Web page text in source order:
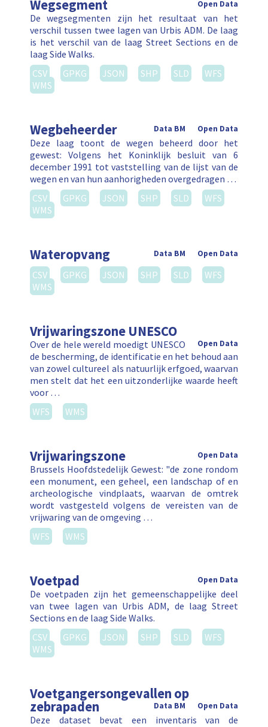
Wegsegment Open Data
De wegsegmenten zijn het resultaat van het
verschil tussen twee lagen van Urbis ADM. De laag
is het verschil van de laag Street Sections en de
laag Side Walks.
CSV
GPKG JSON SHP SLD
WFS
WMS
Wegbeheerder Open Data
Data BM
Deze laag toont de wegen beheerd door het
gewest: Volgens het Koninklijk besluit van 6
december 1991 tot vaststelling van de lijst van de
wegen en van hun aanhorigheden overgedragen …
CSV
GPKG JSON SHP SLD
WFS
WMS
Wateropvang Open Data
Data BM
CSV GPKG JSON SHP SLD
WFS
WMS
Vrijwaringszone UNESCO
Open Data
Over de hele wereld moedigt UNESCO
de bescherming, de identificatie en het behoud aan
van zowel cultureel als natuurlijk erfgoed, waarvan
men stelt dat het een uitzonderlijke waarde heeft
voor …
WFS
WMS
Vrijwaringszone Open Data
Brussels Hoofdstedelijk Gewest: "de zone rondom
een monument, een geheel, een landschap of en
archeologische vindplaats, waarvan de omtrek
wordt vastgesteld volgens de vereisten van de
vrijwaring van de omgeving …
WFS
WMS
Voetpad Open Data
De voetpaden zijn het gemeenschappelijke deel
van twee lagen van Urbis ADM, de laag Street
Sections en de laag Side Walks.
CSV
GPKG JSON SHP SLD
WFS
WMS
Voetgangersongevallen op
zebrapaden Open Data
Data BM
Deze dataset bevat een inventaris van de